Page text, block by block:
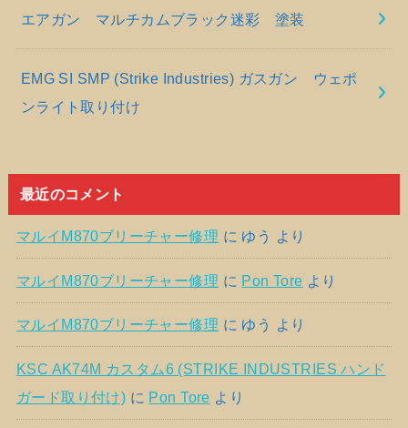
エアガン マルチカムブラック迷彩 塗装
EMG SI SMP (Strike Industries) ガスガン ウェポ
ンライト取り付け
最近のコメント
マルイM870ブリーチャー修理 に ゆう より
マルイM870ブリーチャー修理 に Pon Tore より
マルイM870ブリーチャー修理 に ゆう より
KSC AK74M カスタム6 (STRIKE INDUSTRIES ハンド
ガード取り付け) に Pon Tore より